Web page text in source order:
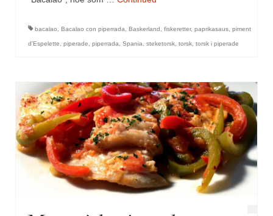
Albóndigaskrydder
Bouquet garni
Cajunkrydder, mildt
Cajunkrydder, sterkt
Estragon
Guindillas
Herbes de Provence
bacalao Bacalao con piperrada Baskerland fiskeretter, paprikasaus piment
d'Espelette piperade piperrada Spania steketorsk torsk torsk i piperade